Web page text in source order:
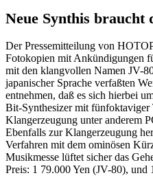
Neue Synthis braucht
Der Pressemitteilung von
Fotokopien mit Ankündigungen
mit den klangvollen Namen JV-
japanischer Sprache verfaßten
entnehmen, daß es sich hierbei
Bit-Synthesizer mit fünfoktaviger
Klangerzeugung unter anderem
Ebenfalls zur Klangerzeugung
Verfahren mit dem ominösen
Musikmesse lüftet sicher das
Preis: 1 79.000 Yen (JV-80), und